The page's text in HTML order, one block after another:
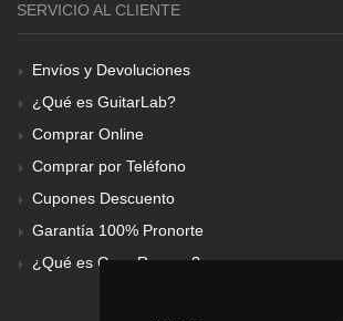
SERVICIO AL CLIENTE
Envíos y Devoluciones
¿Qué es GuitarLab?
Comprar Online
Comprar por Teléfono
Cupones Descuento
Garantía 100% Pronorte
¿Qué es Gear Renove?